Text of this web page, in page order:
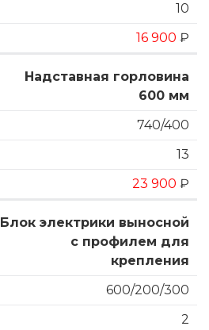
10
16 900 ₽
Надставная горловина
600 мм
740/400
13
23 900 ₽
Блок электрики выносной
с профилем для
крепления
600/200/300
2